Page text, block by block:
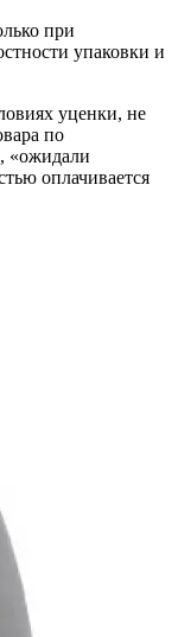
при
упаковки и
уценки, не
по
«ожидали
оплачивается